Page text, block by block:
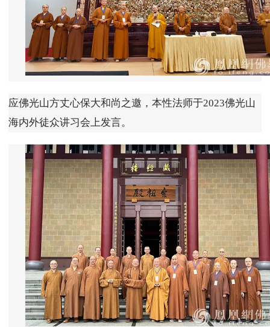
应佛光山方丈心保大和尚之邀，本性法师于2023佛光山
海内外徒众讲习会上发言。